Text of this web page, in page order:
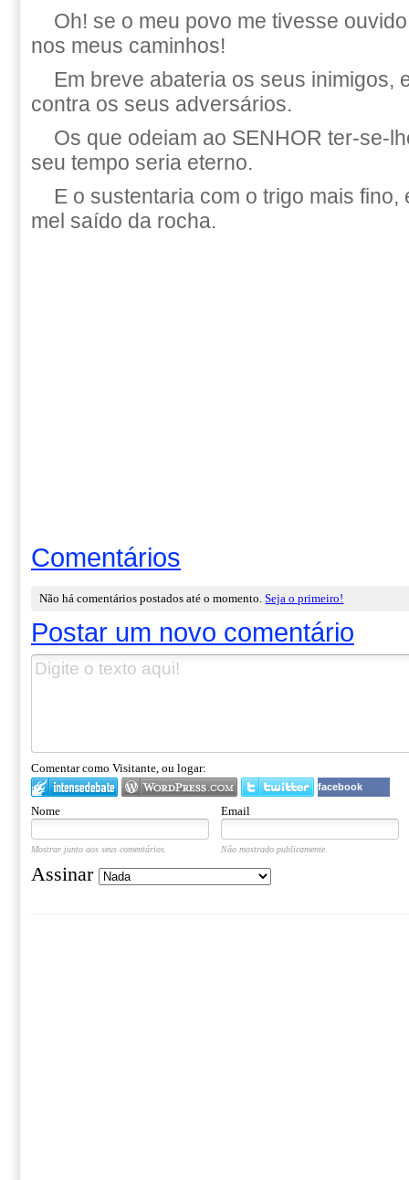
Oh! se o meu povo me tivesse
nos meus caminhos!
Em breve abateria os seus inimigos,
contra os seus adversários.
Os que odeiam ao SENHOR ter-se-
seu tempo seria eterno.
E o sustentaria com o trigo mais fino,
mel saído da rocha.
Comentários
Não há comentários postados até o momento.Seja o primeiro!
Postar um novo comentário
Comentar como Visitante, ou logar:
facebook
Nome Email
Mostrar junto aos seus comentários. Não mostrado publicamente.
Assinar